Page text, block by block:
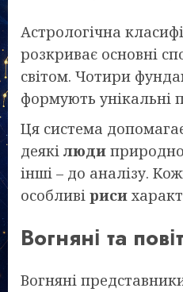
Астрологічна
розкриває основні
світом. Чотири
формують унікальні
Ця система
деякі люди природно
інші – до аналізу.
особливі риси
Вогняні та
Вогняні